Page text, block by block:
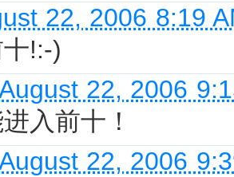
22, 2006 8:19
!:-)
22, 2006
入前十！
22, 2006